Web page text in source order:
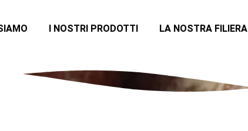
I NOSTRI PRODOTTI LA NOSTRA FILIERA